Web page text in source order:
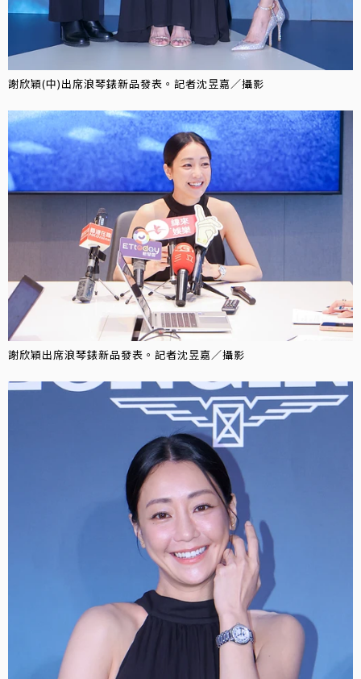
謝欣穎(中)出席浪琴錶新品發表。記者沈昱嘉／攝影
謝欣穎出席浪琴錶新品發表。記者沈昱嘉／攝影